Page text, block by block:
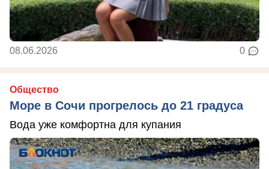
08.06.2026 0
Общество
Море в Сочи прогрелось до 21 градуса
Вода уже комфортна для купания